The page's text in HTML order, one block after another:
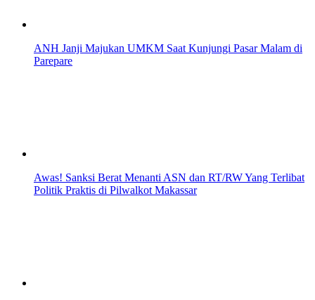
ANH Janji Majukan UMKM Saat Kunjungi Pasar Malam di
Parepare
Awas! Sanksi Berat Menanti ASN dan RT/RW Yang Terlibat
Politik Praktis di Pilwalkot Makassar